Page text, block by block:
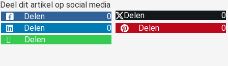
Deel dit artikel op social media
Delen
0 Delen
0
Delen
0 Delen
0
Delen